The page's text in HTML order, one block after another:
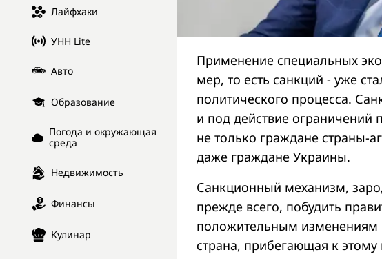
Лайфхаки
УНН Lite
Авто
Образование
Погода и окружающая
среда
Недвижимость
Финансы
Кулинар
Применение специальных
мер, то есть санкций - уже
политического процесса.
и под действие ограничений
не только граждане страны-
даже граждане Украины.
Санкционный механизм,
прежде всего, побудить
положительным изменениям
страна, прибегающая к этому